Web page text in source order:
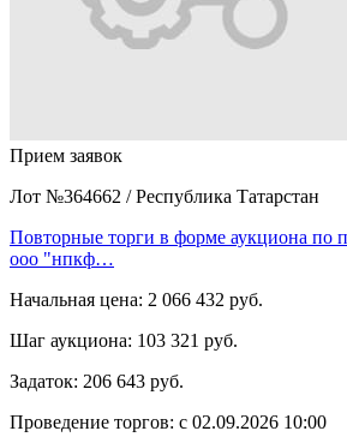
Прием заявок
Лот №364662 / Республика Татарстан
Повторные торги в форме аукциона по
ооо "нпкф…
Начальная цена: 2 066 432 руб.
Шаг аукциона: 103 321 руб.
Задаток: 206 643 руб.
Проведение торгов: с 02.09.2026 10:00